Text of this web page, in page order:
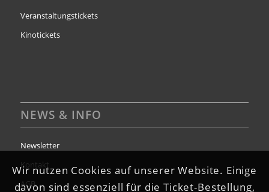
Veranstaltungstickets
Kinotickets
NEWS & INFO
Newsletter
Kontakt
AGB
Wir nutzen Cookies auf unserer Website. Einige
davon sind essenziell für die Ticket-Bestellung,